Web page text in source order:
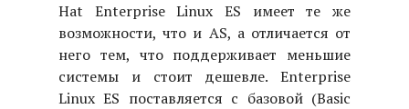
Hat Enterprise Linux ES имеет те же
возможности, что и AS, а отличается от
него тем, что поддерживает меньшие
системы и стоит дешевле. Enterprise
Linux ES поставляется с базовой (Basic